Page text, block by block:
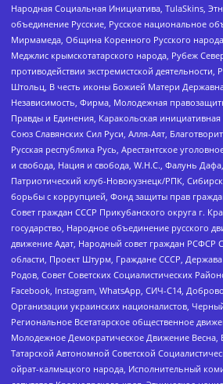
Народная Социальная Инициатива, TulaSkins,
объединение Русские, Русское национальное
Мирмамеда, Община Коренного Русского
Меджлис крымскотатарского народа, Рубеж
противодействии экстремистской
Штольц, В честь иконы Божией Матери
Независимость, Фирма, Молодежная
Правды и Единения, Каракольская
Союз Славянских Сил Руси, Алля-Аят,
Русская республика Русь, Арестантское
и свобода, Нация и свобода, W.H.С., Фалунь
Патриотический клуб-Новокузнецк/РПК,
борьбы с коррупцией, Фонд защиты прав
Совет граждан СССР Прикубанского округа г.
государство, Народное объединение русского
движение Адат, Народный совет граждан РСФСР
области, Проект Штурм, Граждане СССР,
Родов, Совет Советских Социалистических
Facebook, Instagram, WhatsApp, СИЧ-С14,
Организации украинских националистов,
Региональное Всетатарское общественное
Молодежное Демократическое Движение Весна,
Татарской Автономной Советской
ойрат-калмыцкого народа, Исполнительный